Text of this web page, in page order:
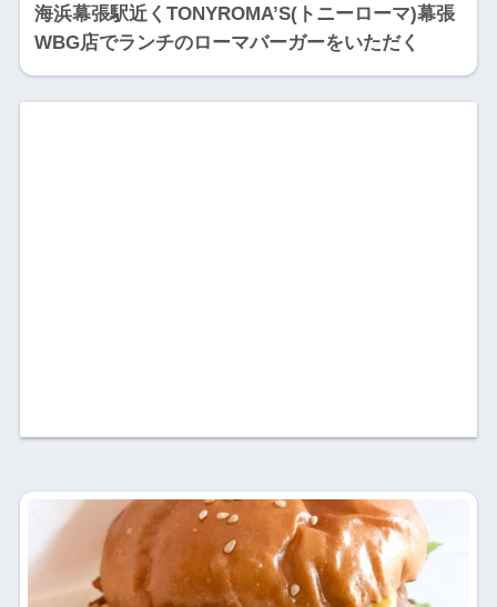
海浜幕張駅近くTONYROMA’S(トニーローマ)幕張
WBG店でランチのローマバーガーをいただく